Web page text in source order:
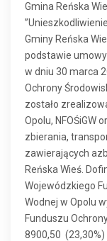
Gmina Reńska
Gminy Reńska
podstawie
w dniu 30 marca
Ochrony
zostało
Opolu, NFOŚiGW
zbierania,
zawierających
Reńska Wieś.
Wojewódzkiego
Wodnej w Opolu
Funduszu
8900,50